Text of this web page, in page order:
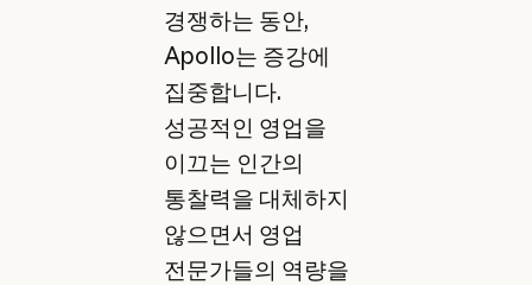
경쟁하는 동안,
Apollo는 증강에
집중합니다.
성공적인 영업을
이끄는 인간의
통찰력을 대체하지
않으면서 영업
전문가들의 역량을